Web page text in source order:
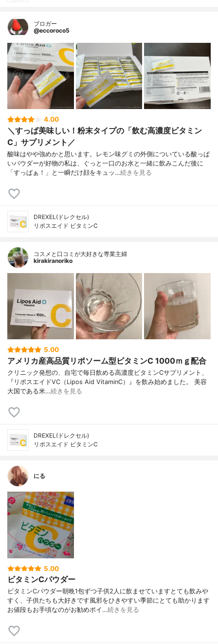
ブロガー
@eccoroco5
4.00
＼すっぱ美味しい！粉末タイプの「飲む高濃度ビタミン
C」サプリメント／
酸味はやや強めかと思います。レモン味グミの外側についている酸っぱ
いパウダーが好物の私は、ぐっと一口のお水と一緒に飲みこんだ後に
「すっぱぁ！」と一瞬だけ顔をキュッ…続きを見る
DREXEL(ドレクセル)
リポスエイド ビタミンC
コスメと口コミが大好きな専業主婦
kirakiranoriko
5.00
アメリカ産高品質リポソーム型ビタミンC 1000ｍｇ配合
クリニック発想の、自宅で毎日飲める高濃度ビタミンCサプリメント、
『リポスエイドVC（Lipos Aid VitaminC）』を飲み始めました。 美容
大国である米…続きを見る
DREXEL(ドレクセル)
リポスエイド ビタミンC
にる
5.00
ビタミンCパウダー
ビタミンCパウダー朝晩1包ずつ子供2人に飲ませていますとても飲みや
すく、子供たちも大好きです風邪をひきやすい季節にとても助かります
お値段もお手頃なのがお勧めポイ…続きを見る